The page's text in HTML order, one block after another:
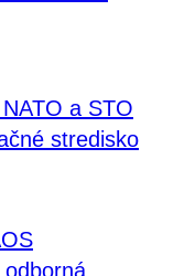
a STO
stredisko